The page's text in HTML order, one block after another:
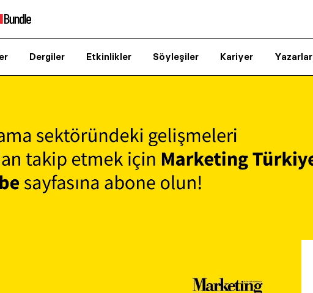
Dergiler Etkinlikler Söyleşiler Kariyer Yazarlar